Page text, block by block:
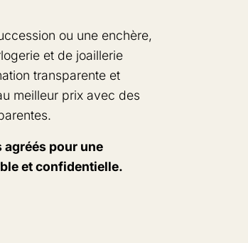
ou une enchère,
et de joaillerie
transparente et
meilleur prix avec des
pour une
et confidentielle.